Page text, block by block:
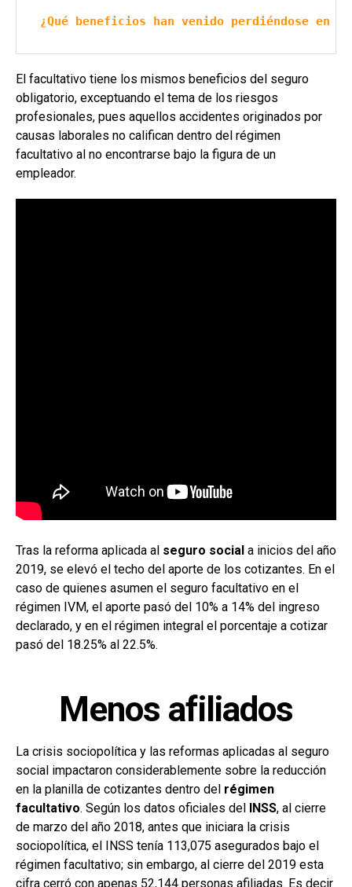
¿Qué beneficios han venido perdiéndose en
El facultativo tiene los mismos beneficios del seguro
obligatorio, exceptuando el tema de los riesgos
profesionales, pues aquellos accidentes originados por
causas laborales no califican dentro del régimen
facultativo al no encontrarse bajo la figura de un
empleador.
Tras la reforma aplicada al seguro social a inicios del año
2019, se elevó el techo del aporte de los cotizantes. En el
caso de quienes asumen el seguro facultativo en el
régimen IVM, el aporte pasó del 10% a 14% del ingreso
declarado, y en el régimen integral el porcentaje a cotizar
pasó del 18.25% al 22.5%.
Menos afiliados
La crisis sociopolítica y las reformas aplicadas al seguro
social impactaron considerablemente sobre la reducción
en la planilla de cotizantes dentro del régimen
facultativo. Según los datos oficiales del INSS, al cierre
de marzo del año 2018, antes que iniciara la crisis
sociopolítica, el INSS tenía 113,075 asegurados bajo el
régimen facultativo; sin embargo, al cierre del 2019 esta
cifra cerró con apenas 52,144 personas afiliadas. Es decir